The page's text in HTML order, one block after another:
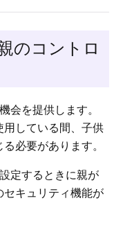
のコントロ
を提供します。
している間、子供
必要があります。
定するときに親が
キュリティ機能が